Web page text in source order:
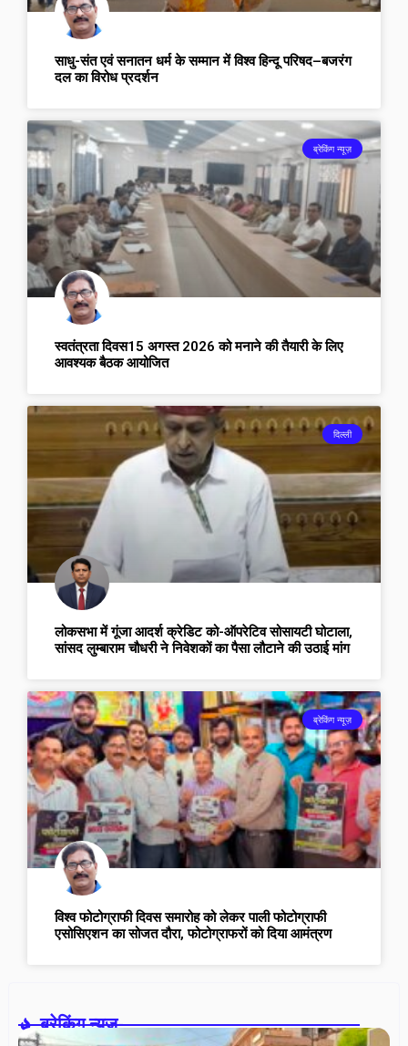
साधु-संत एवं सनातन धर्म के सम्मान में विश्व हिन्दू परिषद–बजरंग
दल का विरोध प्रदर्शन
ब्रेकिंग न्यूज़
स्वतंत्रता दिवस15 अगस्त 2026 को मनाने की तैयारी के लिए
आवश्यक बैठक आयोजित
दिल्ली
लोकसभा में गूंजा आदर्श क्रेडिट को-ऑपरेटिव सोसायटी घोटाला,
सांसद लुम्बाराम चौधरी ने निवेशकों का पैसा लौटाने की उठाई मांग
ब्रेकिंग न्यूज़
विश्व फोटोग्राफी दिवस समारोह को लेकर पाली फोटोग्राफी
एसोसिएशन का सोजत दौरा, फोटोग्राफरों को दिया आमंत्रण
ब्रेकिंग न्यूज़-